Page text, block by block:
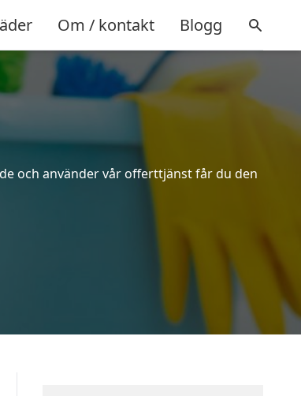
Om / kontakt Blogg
och använder vår offerttjänst får du den